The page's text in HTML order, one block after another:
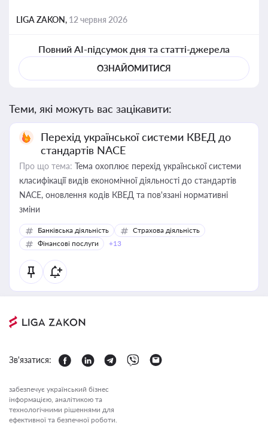
LIGA ZAKON, 12 червня 2026
Повний AI-підсумок дня та статті-джерела
ОЗНАЙОМИТИСЯ
Теми, які можуть вас зацікавити:
Перехід української системи КВЕД до
стандартів NACE
Про що тема: Тема охоплює перехід української системи
класифікації видів економічної діяльності до стандартів
NACE, оновлення кодів КВЕД та пов'язані нормативні
зміни
Банківська діяльність
Страхова діяльність
Фінансові послуги
+13
Зв'язатися:
забезпечує український бізнес
інформацією, аналітикою та
технологічними рішеннями для
ефективної та безпечної роботи.